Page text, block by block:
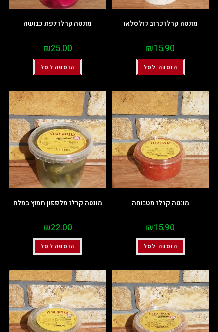
מונטה קרלו כרוב קולסלאו
₪15.90
הוספה לסל
מונטה קרלו לפת כבושה
₪25.00
הוספה לסל
מונטה קרלו מטבוחה
₪15.90
הוספה לסל
מונטה קרלו מלפפון חמוץ במלח
₪22.00
הוספה לסל